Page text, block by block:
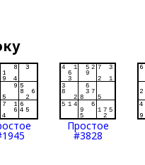
Простое
#3828